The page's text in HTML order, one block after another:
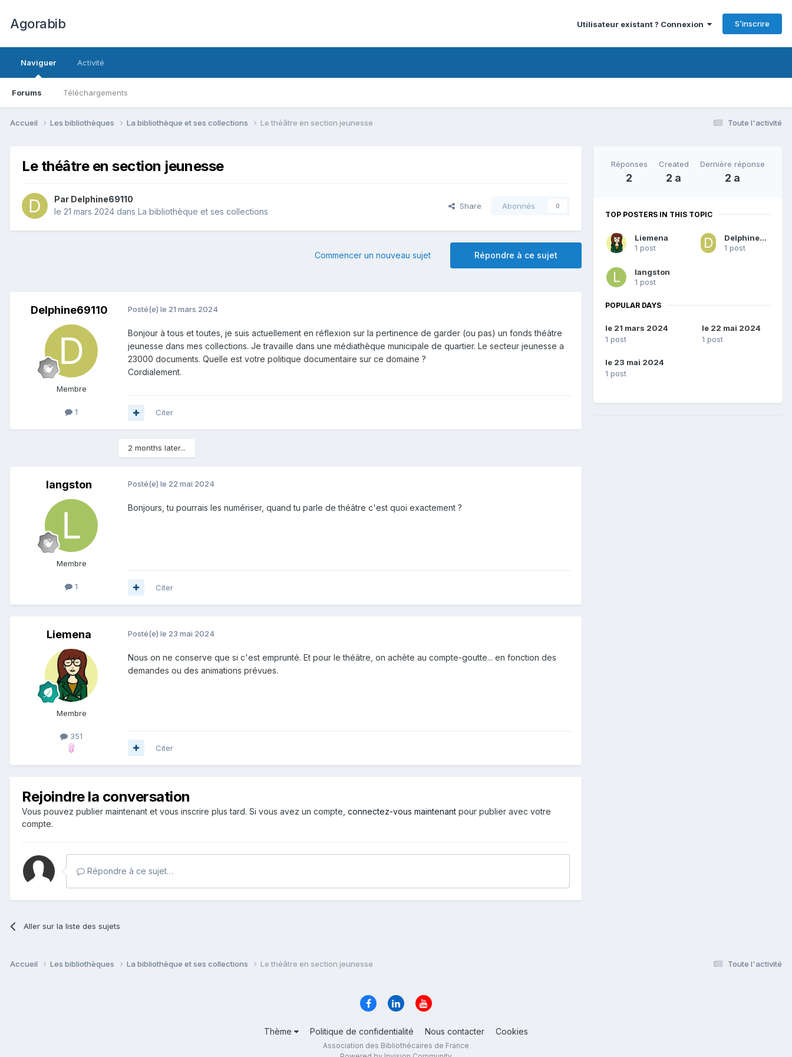
Agorabib Utilisateur existant ? Connexion S’inscrire
Naviguer
Forums Téléchargements
Activité
Toute l'activité
Accueil Les bibliothèques La bibliothèque et ses collections Le théâtre en section jeunesse
Le théâtre en section jeunesse
Par Delphine69110
le 21 mars 2024 dans La bibliothèque et ses collections
Share Abonnés 0
Répondre à ce sujet
Commencer un nouveau sujet
Delphine69110
Membre
1
Posté(e) le 21 mars 2024
Bonjour à tous et toutes, je suis actuellement en réflexion sur la pertinence de garder (ou pas) un fonds théâtre
jeunesse dans mes collections. Je travaille dans une médiathèque municipale de quartier. Le secteur jeunesse a
23000 documents. Quelle est votre politique documentaire sur ce domaine ?
Cordialement.
Citer
2 months later...
langston
Membre
1
Posté(e) le 22 mai 2024
Bonjours, tu pourrais les numériser, quand tu parle de théâtre c'est quoi exactement ?
Citer
Liemena
Membre
351
Posté(e) le 23 mai 2024
Nous on ne conserve que si c'est emprunté. Et pour le théâtre, on achète au compte-goutte... en fonction des
demandes ou des animations prévues.
Citer
Rejoindre la conversation
Vous pouvez publier maintenant et vous inscrire plus tard. Si vous avez un compte, connectez-vous maintenant pour publier avec votre
compte.
Répondre à ce sujet…
Aller sur la liste des sujets
Réponses
2
Created
2 a
Dernière réponse
2 a
TOP POSTERS IN THIS TOPIC
Liemena
1 post
Delphine69110
1 post
langston
1 post
POPULAR DAYS
le 21 mars 2024
1 post
le 22 mai 2024
1 post
le 23 mai 2024
1 post
Toute l'activité
Accueil Les bibliothèques La bibliothèque et ses collections Le théâtre en section jeunesse
Thème Politique de confidentialité Nous contacter Cookies
Association des Bibliothécaires de France